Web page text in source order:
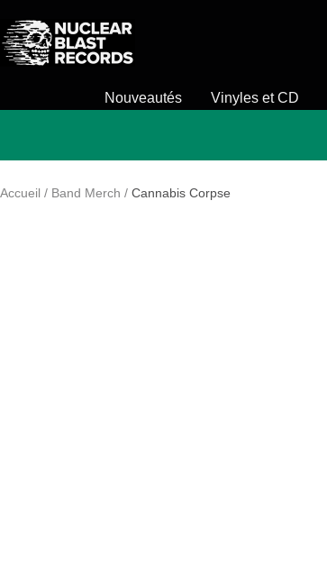
au
contenu
Nuclear
Blast
Nouveautés Vinyles et CD
Accueil Band Merch Cannabis Corpse